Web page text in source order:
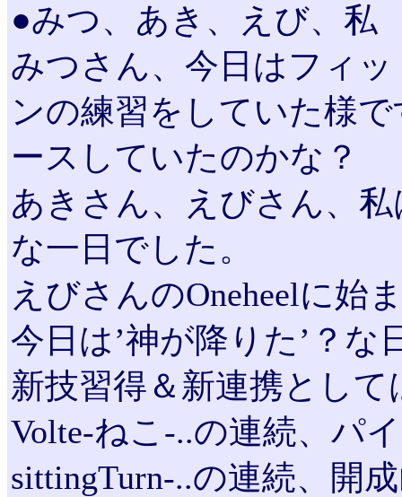
●みつ、あき、えび、私
みつさん、今日はフィ
ンの練習をしていた様
ースしていたのかな？
あきさん、えびさん、
な一日でした。
えびさんのOneheelに始
今日は’神が降りた’？な
新技習得＆新連携として
Volte-ねこ-..の連続、パ
sittingTurn-..の連続、開